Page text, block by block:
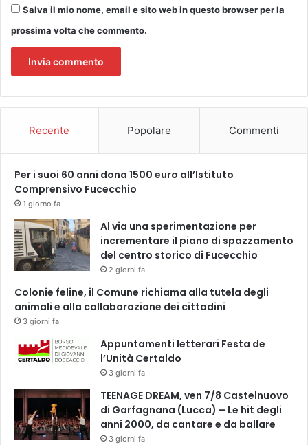
t
e
r
r
e
Salva il mio nome, email e sito web in questo browser per la
prossima volta che commento.
Recente Popolare Commenti
Per i suoi 60 anni dona 1500 euro all’Istituto
Comprensivo Fucecchio
1 giorno fa
Al via una sperimentazione per
incrementare il piano di spazzamento
del centro storico di Fucecchio
2 giorni fa
Colonie feline, il Comune richiama alla tutela degli
animali e alla collaborazione dei cittadini
3 giorni fa
Appuntamenti letterari Festa de
l’Unità Certaldo
3 giorni fa
TEENAGE DREAM, ven 7/8 Castelnuovo
di Garfagnana (Lucca) – Le hit degli
anni 2000, da cantare e da ballare
3 giorni fa